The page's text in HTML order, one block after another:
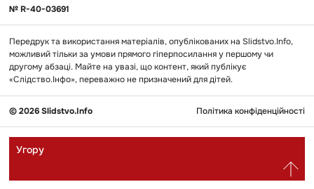
Передрук та використання матеріалів, опублікованих на Slidstvo.Info,
можливий тільки за умови прямого гіперпосилання у першому чи
другому абзаці. Майте на увазі, що контент, який публікує
«Слідство.Інфо», переважно не призначений для дітей.
© 2026 Slidstvo.Info Політика конфіденційності
№ R-40-03691
Угору